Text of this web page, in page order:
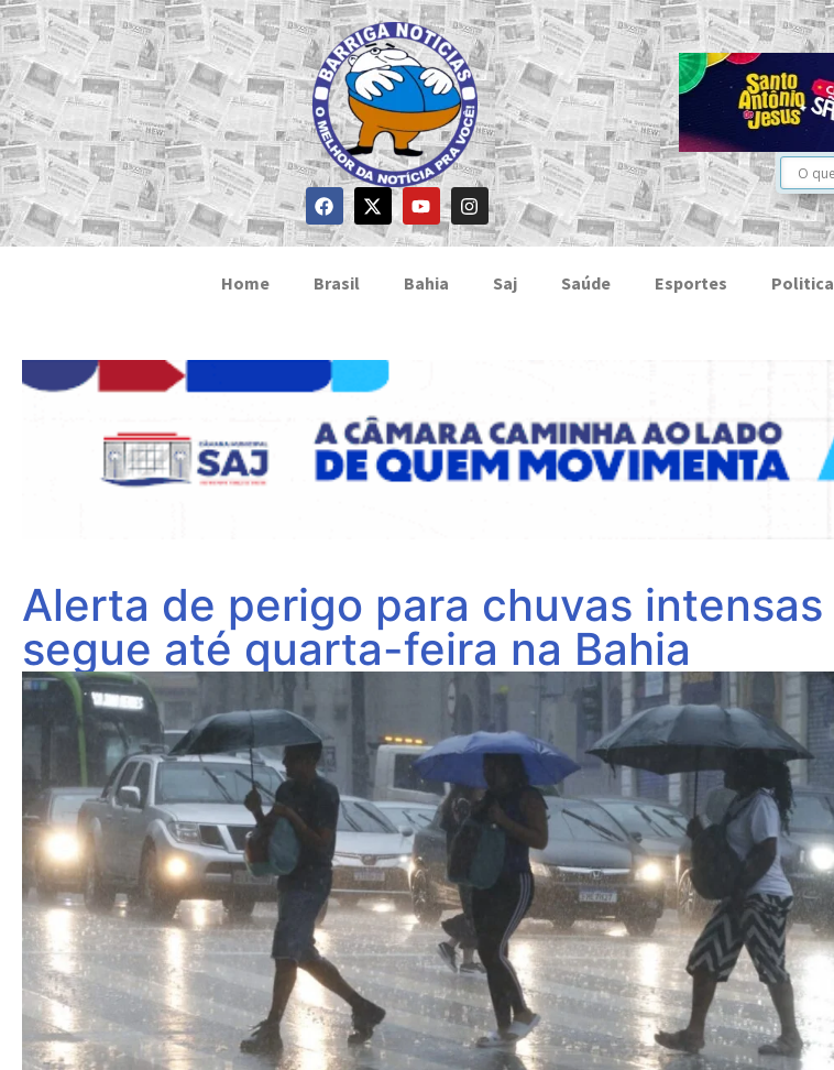
Home Brasil Bahia Saj Saúde Esportes Politica
Alerta de perigo para chuvas intensas
segue até quarta-feira na Bahia